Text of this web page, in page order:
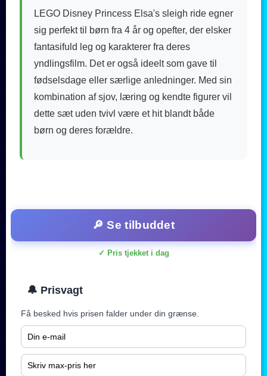
LEGO Disney Princess Elsa's sleigh ride egner
sig perfekt til børn fra 4 år og opefter, der elsker
fantasifuld leg og karakterer fra deres
yndlingsfilm. Det er også ideelt som gave til
fødselsdage eller særlige anledninger. Med sin
kombination af sjov, læring og kendte figurer vil
dette sæt uden tvivl være et hit blandt både
børn og deres forældre.
🔎 Se tilbuddet
✓ Pris tjekket i dag
🔔 Prisvagt
Få besked hvis prisen falder under din grænse.